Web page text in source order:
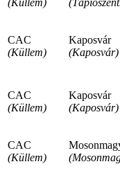
CAC
(Küllem)
Kaposvár
(Kaposvár)
CAC
(Küllem)
Kaposvár
(Kaposvár)
CAC
(Küllem)